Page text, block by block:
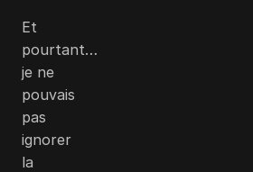
Et
pourtant…
je ne
pouvais
pas
ignorer
la